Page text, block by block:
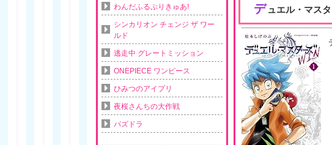
デ ュエル・マス
わんだふるぷりきゅあ!
シンカリオン チェンジ ザ ワー
ルド
逃走中 グレートミッション
ONEPIECE ワンピース
ひみつのアイプリ
夜桜さんちの大作戦
パズドラ